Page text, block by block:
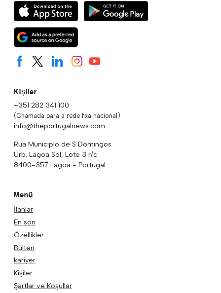
Kişiler
+351 282 341 100
(Chamada para a rede fixa nacional)
info@theportugalnews.com
Rua Municipio de S Domingos
Urb. Lagoa Sol, Lote 3 r/c
8400-357 Lagoa - Portugal
Menü
İlanlar
En son
Özellikler
Bülten
kariyer
Kişiler
Şartlar ve Koşullar